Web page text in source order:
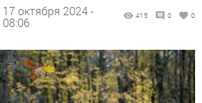
17 октября 2024 -
08:06
415 0 0